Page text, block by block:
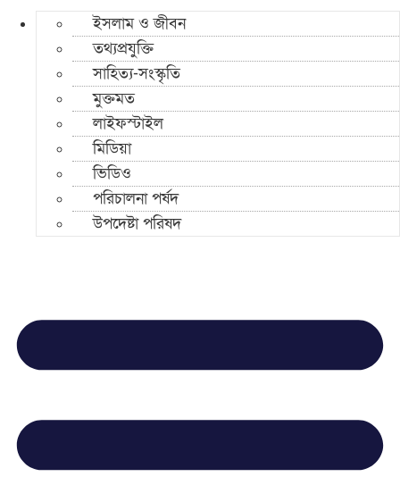
ইসলাম ও জীবন
তথ্যপ্রযুক্তি
সাহিত্য-সংস্কৃতি
মুক্তমত
লাইফস্টাইল
মিডিয়া
ভিডিও
পরিচালনা পর্ষদ
উপদেষ্টা পরিষদ